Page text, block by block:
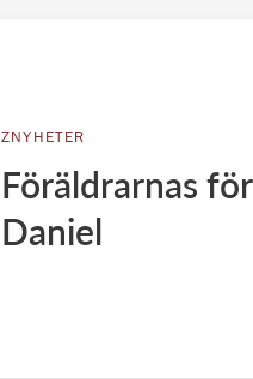
ZNYHETER
Föräldrarnas
Daniel